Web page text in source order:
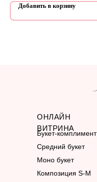
Добавить в корзину
ОНЛАЙН
ВИТРИНА
Букет-комплимент
Средний букет
Моно букет
Композиция S-M